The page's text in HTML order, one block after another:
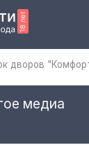
дворов
медиа